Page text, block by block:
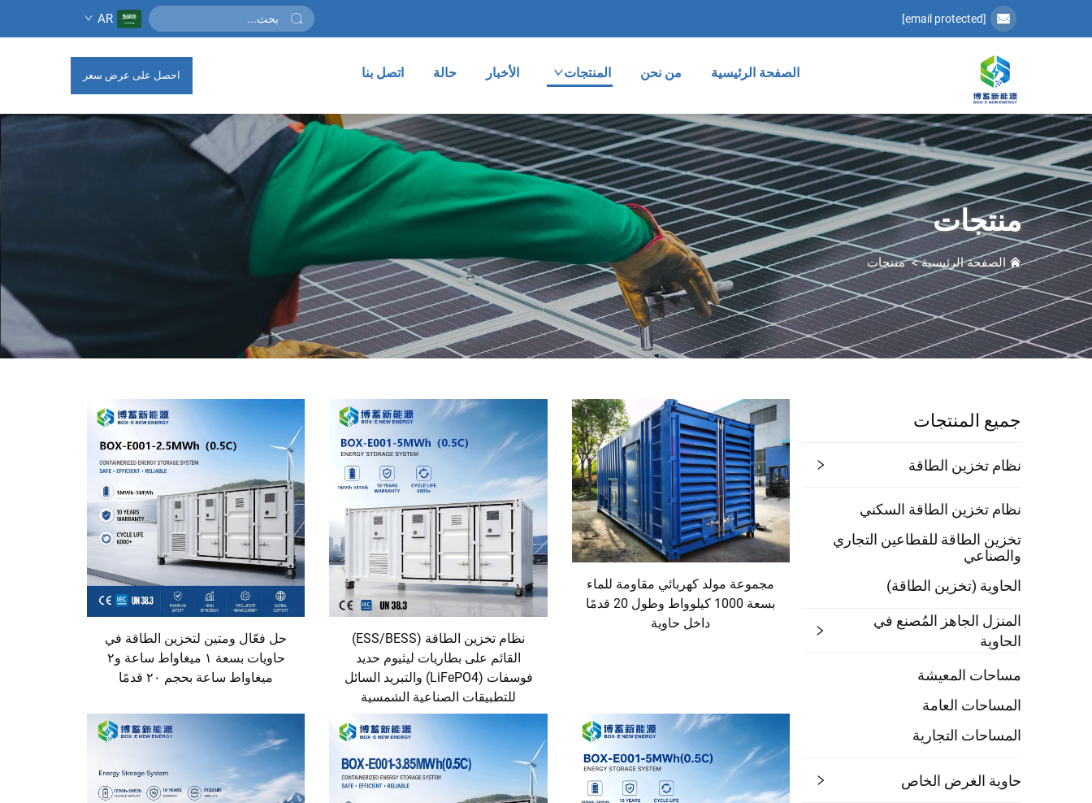
[email protected]
AR
الصفحة الرئيسية من نحن المنتجات الأخبار حالة اتصل بنا احصل على عرض سعر
منتجات
الصفحة الرئيسية>منتجات
جميع المنتجات
نظام تخزين الطاقة
نظام تخزين الطاقة السكني
تخزين الطاقة للقطاعين التجاري
والصناعي
الحاوية (تخزين الطاقة)
المنزل الجاهز المُصنع في
الحاوية
مساحات المعيشة
المساحات العامة
المساحات التجارية
حاوية الغرض الخاص
مجموعة مولد كهربائي مقاومة للماء
بسعة 1000 كيلوواط وطول 20 قدمًا
داخل حاوية
نظام تخزين الطاقة (ESS/BESS)
القائم على بطاريات ليثيوم حديد
فوسفات (LiFePO4) والتبريد السائل
للتطبيقات الصناعية الشمسية
حل فعّال ومتين لتخزين الطاقة في
حاويات بسعة ١ ميغاواط ساعة و٢
ميغاواط ساعة بحجم ٢٠ قدمًا